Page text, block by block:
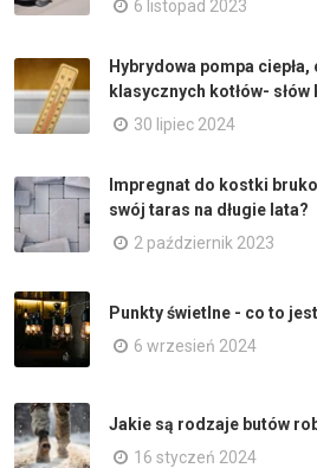
6 listopad 2023
Hybrydowa pompa
klasycznych kotłów- słów
30 lipiec 2024
Impregnat do kostki
swój taras na długie lata?
2 październik 2023
Punkty świetlne - co to
6 wrzesień 2024
Jakie są rodzaje butów
16 styczeń 2024